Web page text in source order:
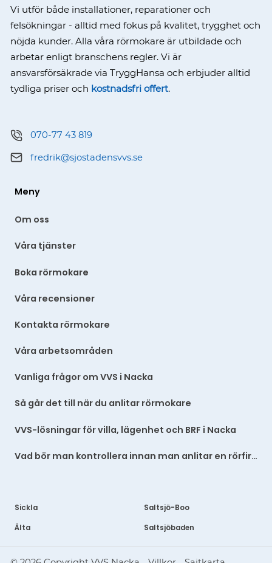
Vi utför både installationer, reparationer och
felsökningar - alltid med fokus på kvalitet, trygghet och
nöjda kunder. Alla våra rörmokare är utbildade och
arbetar enligt branschens regler. Vi är
ansvarsförsäkrade via TryggHansa och erbjuder alltid
tydliga priser och kostnadsfri offert.
070-77 43 819
fredrik@sjostadensvvs.se
Meny
Om oss
Våra tjänster
Boka rörmokare
Våra recensioner
Kontakta rörmokare
Våra arbetsområden
Vanliga frågor om VVS i Nacka
Så går det till när du anlitar rörmokare
VVS-lösningar för villa, lägenhet och BRF i Nacka
Vad bör man kontrollera innan man anlitar en rörfirma i Nacka?
Sickla Saltsjö-Boo
Älta Saltsjöbaden